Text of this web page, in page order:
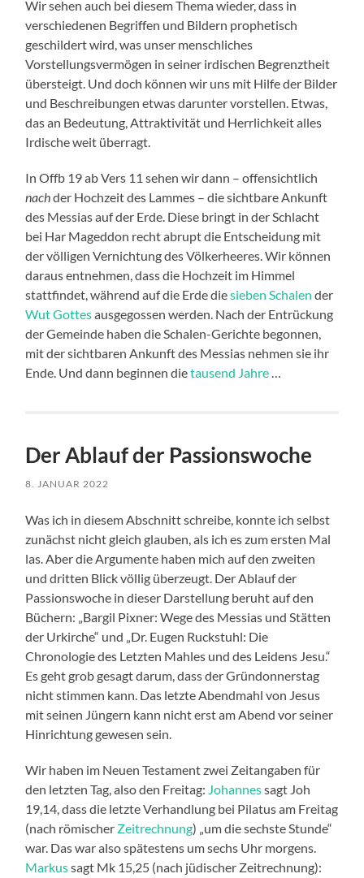
Wir sehen auch bei diesem Thema wieder, dass in
verschiedenen Begriffen und Bildern prophetisch
geschildert wird, was unser menschliches
Vorstellungsvermögen in seiner irdischen Begrenztheit
übersteigt. Und doch können wir uns mit Hilfe der Bilder
und Beschreibungen etwas darunter vorstellen. Etwas,
das an Bedeutung, Attraktivität und Herrlichkeit alles
Irdische weit überragt.
In Offb 19 ab Vers 11 sehen wir dann – offensichtlich
nachder Hochzeit des Lammes – die sichtbare Ankunft
des Messias auf der Erde. Diese bringt in der Schlacht
bei Har Mageddon recht abrupt die Entscheidung mit
der völligen Vernichtung des Völkerheeres. Wir können
daraus entnehmen, dass die Hochzeit im Himmel
stattfindet, während auf die Erde diesieben Schalen der
Wut Gottesausgegossen werden. Nach der Entrückung
der Gemeinde haben die Schalen-Gerichte begonnen,
mit der sichtbaren Ankunft des Messias nehmen sie ihr
Ende. Und dann beginnen dietausend Jahre…
Der Ablauf der Passionswoche
8. JANUAR 2022
Was ich in diesem Abschnitt schreibe, konnte ich selbst
zunächst nicht gleich glauben, als ich es zum ersten Mal
las. Aber die Argumente haben mich auf den zweiten
und dritten Blick völlig überzeugt. Der Ablauf der
Passionswoche in dieser Darstellung beruht auf den
Büchern: „Bargil Pixner: Wege des Messias und Stätten
der Urkirche“ und „Dr. Eugen Ruckstuhl: Die
Chronologie des Letzten Mahles und des Leidens Jesu.“
Es geht grob gesagt darum, dass der Gründonnerstag
nicht stimmen kann. Das letzte Abendmahl von Jesus
mit seinen Jüngern kann nicht erst am Abend vor seiner
Hinrichtung gewesen sein.
Wir haben im Neuen Testament zwei Zeitangaben für
den letzten Tag, also den Freitag: Johannessagt Joh
19,14, dass die letzte Verhandlung bei Pilatus am Freitag
(nach römischer Zeitrechnung) „um die sechste Stunde“
war. Das war also spätestens um sechs Uhr morgens.
Markussagt Mk 15,25 (nach jüdischer Zeitrechnung):